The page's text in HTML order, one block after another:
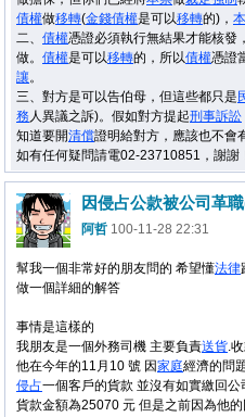
債權做移轉(金錢債權是可以移轉的)，
二、 債權憑證必須執行無結果才能核發
做。 債權是可以移轉的，所以債權憑證
讓。
三、對方是可以告伯母，但這些都只是
務 人異議之訴)。假如對方提起刑事訴訟
知道要開清償證明給對方，應該也不會
如有任何疑問請電02-23710851，謝謝
阿哲 100-11-28 22:31
幫我一個非常好的朋友問的 希望懂法律
做一個詳細的解答
事情是這樣的
我朋友是一個外務司機 主要負責送貨.
他在今年的11月10 號 因家庭經濟的問
侵占一個客戶的貨款 並沒有如實繳回公
貨款金額為25070 元 但是之前因為他的